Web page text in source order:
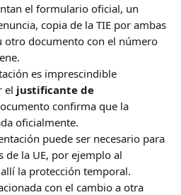
el formulario oficial, un
copia de la TIE por ambas
otro documento con el número
es imprescindible
el justificante de
confirma que la
oficialmente.
puede ser necesario para
la UE, por ejemplo al
la protección temporal.
con el cambio a otra